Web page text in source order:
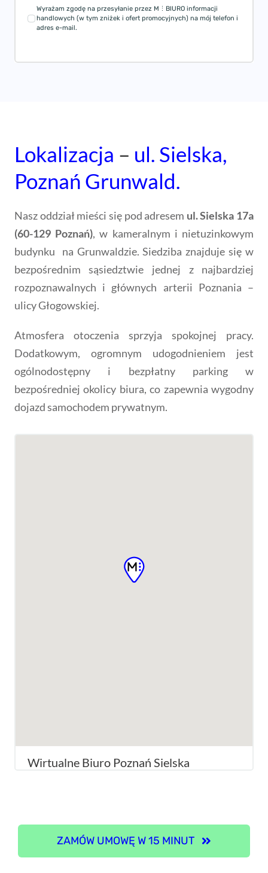
Wyrażam zgodę na przesyłanie przez M⋮BIURO informacji
handlowych (w tym zniżek i ofert promocyjnych) na mój telefon i
adres e-mail.
Lokalizacja – ul. Sielska,
Poznań Grunwald.
Nasz oddział mieści się pod adresem ul. Sielska 17a
(60-129 Poznań), w kameralnym i nietuzinkowym
budynku na Grunwaldzie. Siedziba znajduje się w
bezpośrednim sąsiedztwie jednej z najbardziej
rozpoznawalnych i głównych arterii Poznania –
ulicy Głogowskiej.
Atmosfera otoczenia sprzyja spokojnej pracy.
Dodatkowym, ogromnym udogodnieniem jest
ogólnodostępny i bezpłatny parking w
bezpośredniej okolicy biura, co zapewnia wygodny
dojazd samochodem prywatnym.
Wirtualne Biuro Poznań Sielska
ZAMÓW UMOWĘ W 15 MINUT